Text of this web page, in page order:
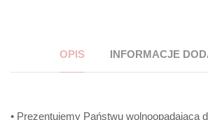
OPIS INFORMACJE
• Prezentujemy Państwu wolnoopadającą